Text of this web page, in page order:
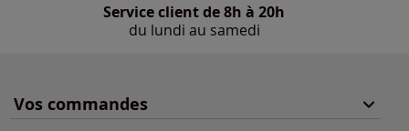
Service client de 8h à 20h
du lundi au samedi
Vos commandes